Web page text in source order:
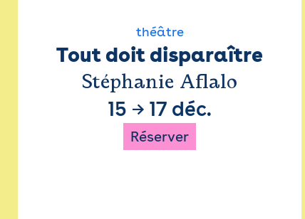
théâtre
Tout doit disparaître
Stéphanie Aflalo
15 → 17 déc.
Réserver